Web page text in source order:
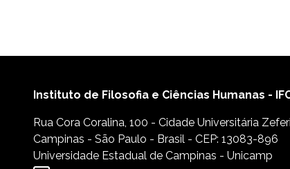
Instituto de Filosofia e Ciências Humanas -
Rua Cora Coralina, 100 - Cidade Universitária
Campinas - São Paulo - Brasil - CEP: 13083-896
Universidade Estadual de Campinas - Unicamp